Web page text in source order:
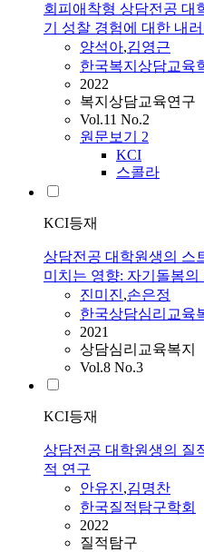
회피애착형 상담전공 대
기 성찰 경험에 대한 내
양석아,김영근
한국복지상담교육
2022
복지상담교육연구
Vol.11 No.2
원문보기 2
KCI
스콜라
KCI등재
상담전공 대학원생의 스
미치는 영향: 자기돌봄의
진미진,손은정
한국상담심리교육
2021
상담심리교육복지
Vol.8 No.3
KCI등재
상담전공 대학원생의 질
적 연구
안유진,김명찬
한국질적탐구학회
2022
질적탐구